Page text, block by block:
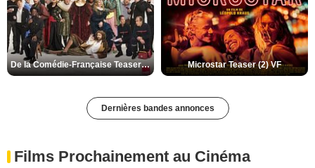
De la Comédie-Française Teaser (3) VF Microstar Teaser (2) VF
Dernières bandes annonces
Films Prochainement au Cinéma